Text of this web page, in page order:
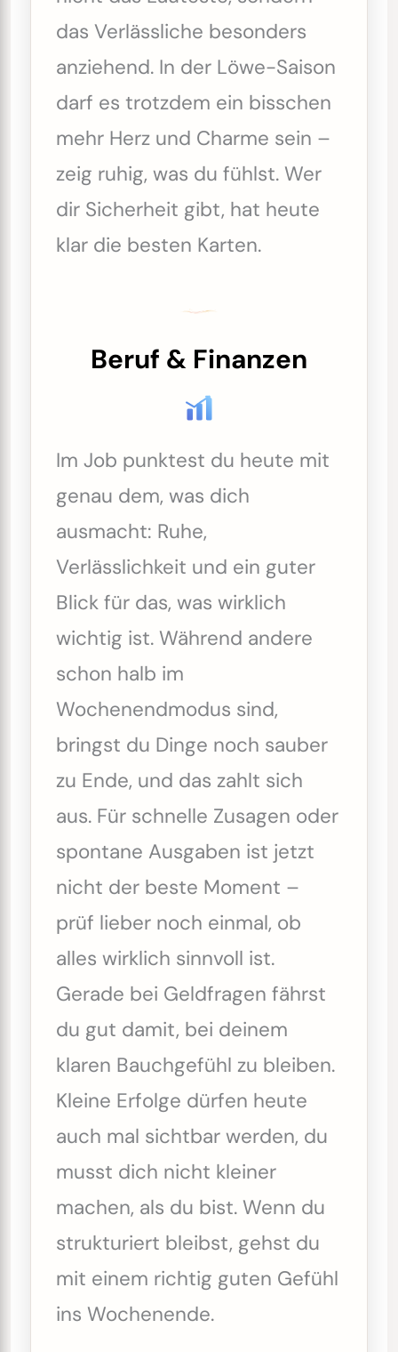
das Verlässliche besonders
anziehend. In der Löwe-Saison
darf es trotzdem ein bisschen
mehr Herz und Charme sein –
zeig ruhig, was du fühlst. Wer
dir Sicherheit gibt, hat heute
klar die besten Karten.
Beruf & Finanzen
Im Job punktest du heute mit
genau dem, was dich
ausmacht: Ruhe,
Verlässlichkeit und ein guter
Blick für das, was wirklich
wichtig ist. Während andere
schon halb im
Wochenendmodus sind,
bringst du Dinge noch sauber
zu Ende, und das zahlt sich
aus. Für schnelle Zusagen oder
spontane Ausgaben ist jetzt
nicht der beste Moment –
prüf lieber noch einmal, ob
alles wirklich sinnvoll ist.
Gerade bei Geldfragen fährst
du gut damit, bei deinem
klaren Bauchgefühl zu bleiben.
Kleine Erfolge dürfen heute
auch mal sichtbar werden, du
musst dich nicht kleiner
machen, als du bist. Wenn du
strukturiert bleibst, gehst du
mit einem richtig guten Gefühl
ins Wochenende.